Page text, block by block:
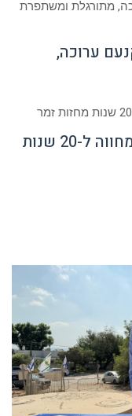
ערוכה,
קיץ של תרבות ביקנעם – מופע מחווה ל-20 שנות